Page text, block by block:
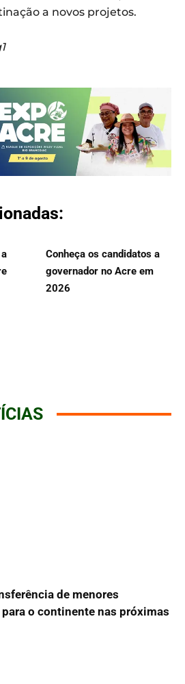
a novos projetos.
Conheça os candidatos a
governador no Acre em
2026
de menores
o continente nas próximas